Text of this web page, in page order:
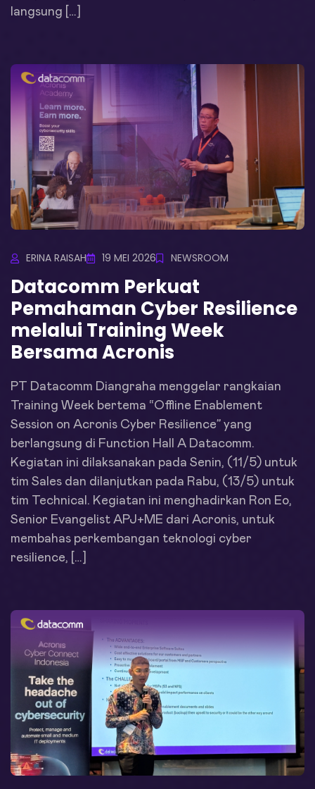
langsung […]
ERINA RAISAH 19 MEI 2026 NEWSROOM
Datacomm Perkuat
Pemahaman Cyber Resilience
melalui Training Week
Bersama Acronis
PT Datacomm Diangraha menggelar rangkaian
Training Week bertema “Offline Enablement
Session on Acronis Cyber Resilience” yang
berlangsung di Function Hall A Datacomm.
Kegiatan ini dilaksanakan pada Senin, (11/5) untuk
tim Sales dan dilanjutkan pada Rabu, (13/5) untuk
tim Technical. Kegiatan ini menghadirkan Ron Eo,
Senior Evangelist APJ+ME dari Acronis, untuk
membahas perkembangan teknologi cyber
resilience, […]